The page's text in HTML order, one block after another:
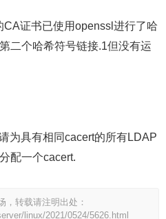
CA证书已使用openssl进行了哈
二个哈希符号链接.1但没有运
为具有相同cacert的所有LDAP
配一个cacert.
，转载请注明出处：
linux/2021/0524/5626.html